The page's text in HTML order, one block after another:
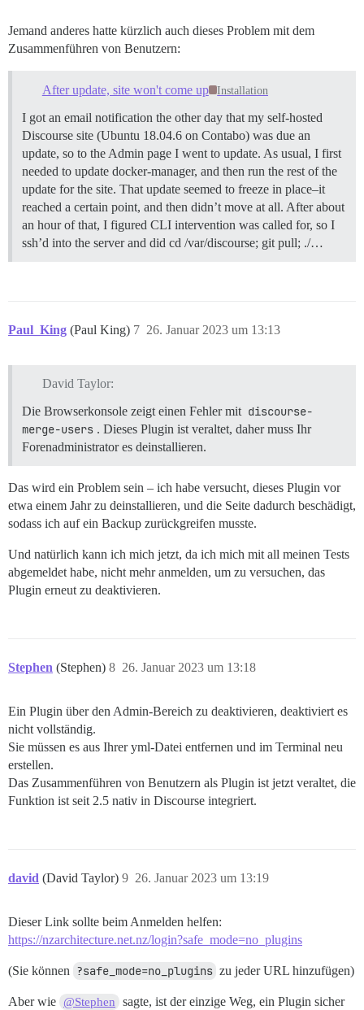
Jemand anderes hatte kürzlich auch dieses Problem mit dem
Zusammenführen von Benutzern:
After update, site won't come up Installation
I got an email notification the other day that my self-hosted
Discourse site (Ubuntu 18.04.6 on Contabo) was due an
update, so to the Admin page I went to update. As usual, I first
needed to update docker-manager, and then run the rest of the
update for the site. That update seemed to freeze in place–it
reached a certain point, and then didn’t move at all. After about
an hour of that, I figured CLI intervention was called for, so I
ssh’d into the server and did cd /var/discourse; git pull; ./…
Paul_King (Paul King) 26. Januar 2023 um 13:13
7
David Taylor:
Die Browserkonsole zeigt einen Fehler mit discourse-
merge-users . Dieses Plugin ist veraltet, daher muss Ihr
Forenadministrator es deinstallieren.
Das wird ein Problem sein – ich habe versucht, dieses Plugin vor
etwa einem Jahr zu deinstallieren, und die Seite dadurch beschädigt,
sodass ich auf ein Backup zurückgreifen musste.
Und natürlich kann ich mich jetzt, da ich mich mit all meinen Tests
abgemeldet habe, nicht mehr anmelden, um zu versuchen, das
Plugin erneut zu deaktivieren.
Stephen (Stephen) 26. Januar 2023 um 13:18
8
Ein Plugin über den Admin-Bereich zu deaktivieren, deaktiviert es
nicht vollständig.
Sie müssen es aus Ihrer yml-Datei entfernen und im Terminal neu
erstellen.
Das Zusammenführen von Benutzern als Plugin ist jetzt veraltet, die
Funktion ist seit 2.5 nativ in Discourse integriert.
david (David Taylor) 26. Januar 2023 um 13:19
9
Dieser Link sollte beim Anmelden helfen:
https://nzarchitecture.net.nz/login?safe_mode=no_plugins
(Sie können ?safe_mode=no_plugins zu jeder URL hinzufügen)
Aber wie @Stephen
sagte, ist der einzige Weg, ein Plugin sicher